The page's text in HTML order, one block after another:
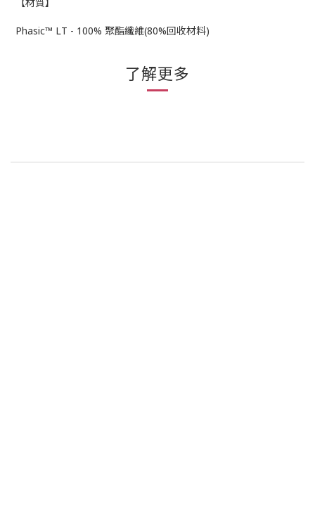
Phasic™ LT - 100% 聚酯纖維(80%回收材料)
了解更多